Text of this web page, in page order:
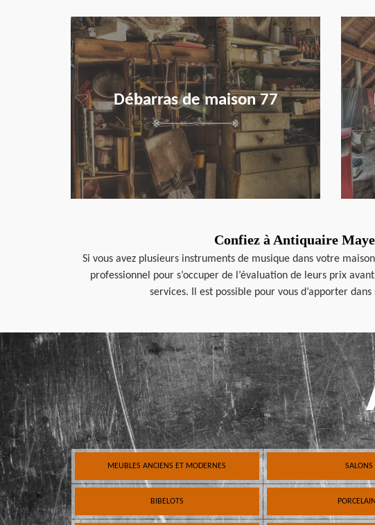
Débarras de maison 77
en savoir plus
Confiez à Antiquaire
Si vous avez plusieurs instruments de musique dans votre
professionnel pour s’occuper de l’évaluation de leurs prix
services. Il est possible pour vous d’apporter
MEUBLES ANCIENS ET MODERNES SALONS
BIBELOTS